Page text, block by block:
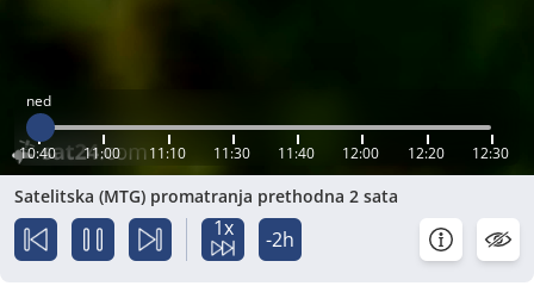
ned
10:40 11:00 11:10 11:30 11:40 12:00 12:20 12:30
Satelitska (MTG) promatranja prethodna 2 sata
1x -2h